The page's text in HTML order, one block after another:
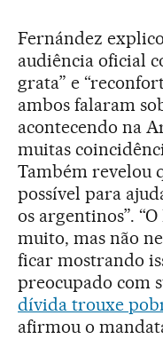
Fernández
audiência oficial
grata” e
ambos falaram
acontecendo na
muitas
Também revelou
possível para
os argentinos”.
muito, mas não
ficar mostrando
preocupado com
dívida trouxe
afirmou o